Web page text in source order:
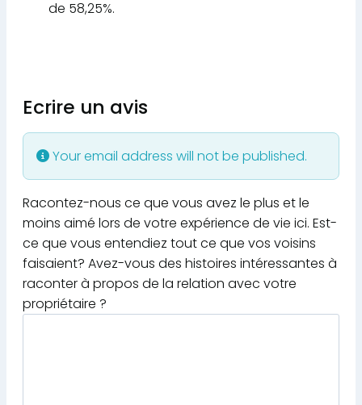
de 58,25%.
Ecrire un avis
Your email address will not be published.
Racontez-nous ce que vous avez le plus et le
moins aimé lors de votre expérience de vie ici. Est-
ce que vous entendiez tout ce que vos voisins
faisaient? Avez-vous des histoires intéressantes à
raconter à propos de la relation avec votre
propriétaire ?